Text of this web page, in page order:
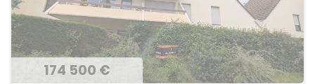
174 500 €